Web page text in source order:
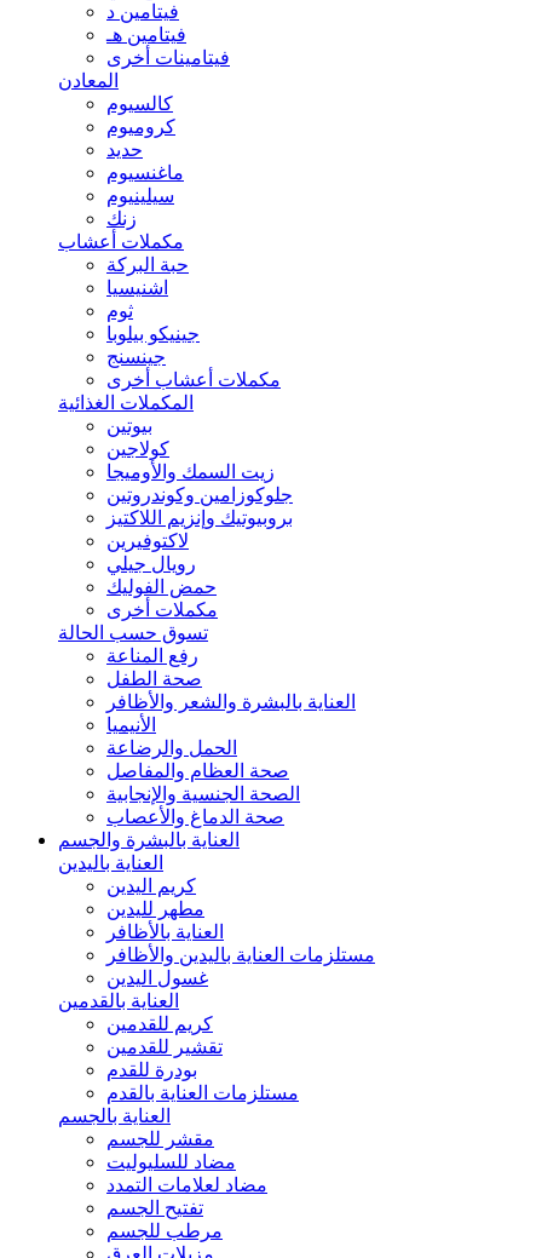
فيتامين د
فيتامين هـ
فيتامينات أخرى
المعادن
كالسيوم
كروميوم
حديد
ماغنسيوم
سيلينيوم
زنك
مكملات أعشاب
حبة البركة
اشنيسيا
ثوم
جينيكو بيلوبا
جينسنج
مكملات أعشاب أخرى
المكملات الغذائية
بيوتين
كولاجين
زيت السمك والأوميجا
جلوكوزامين وكوندروتين
بروبيوتيك وإنزيم اللاكتيز
لاكتوفيرين
رويال جيلي
حمض الفوليك
مكملات أخرى
تسوق حسب الحالة
رفع المناعة
صحة الطفل
العناية بالبشرة والشعر والأظافر
الأنيميا
الحمل والرضاعة
صحة العظام والمفاصل
الصحة الجنسية والإنجابية
صحة الدماغ والأعصاب
العناية بالبشرة والجسم
العناية باليدين
كريم اليدين
مطهر لليدين
العناية بالأظافر
مستلزمات العناية باليدين والأظافر
غسول اليدين
العناية بالقدمين
كريم للقدمين
تقشير للقدمين
بودرة للقدم
مستلزمات العناية بالقدم
العناية بالجسم
مقشر للجسم
مضاد للسليوليت
مضاد لعلامات التمدد
تفتيح الجسم
مرطب للجسم
مزيلات العرق